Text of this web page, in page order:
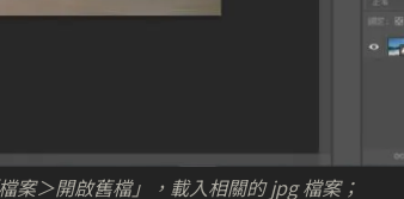
＞開啟舊檔」，載入相關的 jpg 檔案；